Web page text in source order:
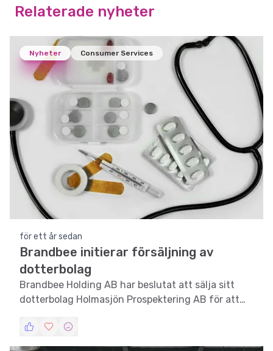
Relaterade nyheter
Nyheter Consumer Services
för ett år sedan
Brandbee initierar försäljning av
dotterbolag
Brandbee Holding AB har beslutat att sälja sitt
dotterbolag Holmasjön Prospektering AB för att